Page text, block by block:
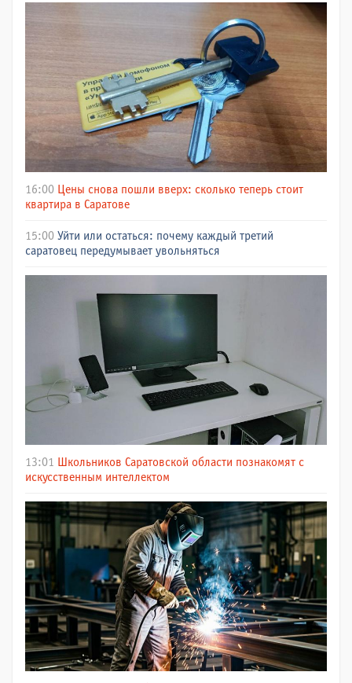
16:00 Цены снова пошли вверх: сколько теперь стоит
квартира в Саратове
15:00 Уйти или остаться: почему каждый третий
саратовец передумывает увольняться
13:01
Школьников Саратовской области познакомят с
искусственным интеллектом